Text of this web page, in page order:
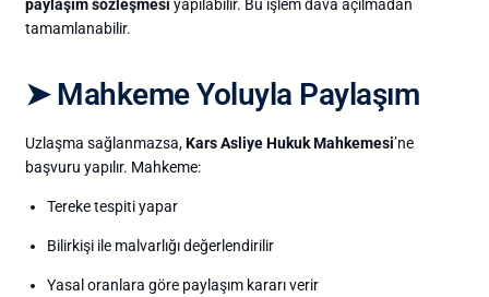
paylaşım sözleşmesi yapılabilir. Bu işlem dava açılmadan
tamamlanabilir.
➤ Mahkeme Yoluyla Paylaşım
Uzlaşma sağlanmazsa,Kars Asliye Hukuk Mahkemesi’ne
başvuru yapılır. Mahkeme:
Tereke tespiti yapar
Bilirkişi ile malvarlığı değerlendirilir
Yasal oranlara göre paylaşım kararı verir